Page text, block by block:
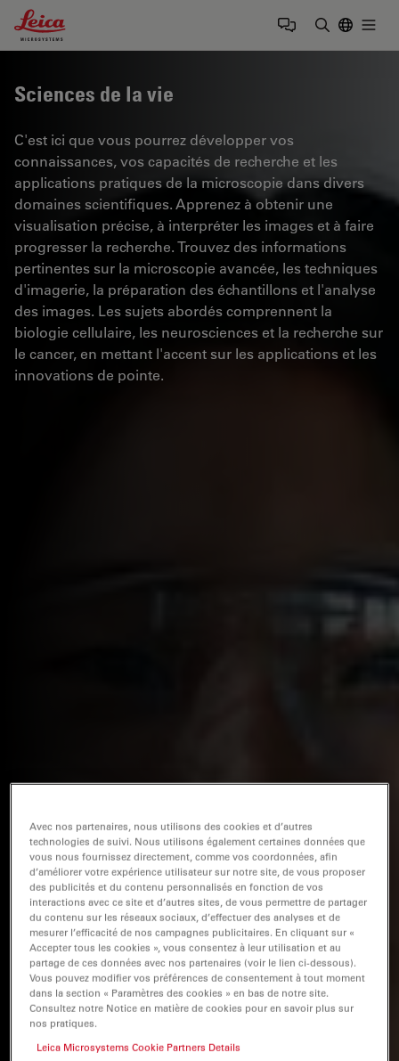
Leica Microsystems Logo
Sciences de la vie
C'est ici que vous pourrez développer vos
connaissances, vos capacités de recherche et les
applications pratiques de la microscopie dans divers
domaines scientifiques. Apprenez à obtenir une
visualisation précise, à interpréter les images et à faire
progresser la recherche. Trouvez des informations
pertinentes sur la microscopie avancée, les techniques
d'imagerie, la préparation des échantillons et l'analyse
des images. Les sujets abordés comprennent la
biologie cellulaire, les neurosciences et la recherche sur
le cancer, en mettant l'accent sur les applications et les
innovations de pointe.
Avec nos partenaires, nous utilisons des cookies et d’autres
technologies de suivi. Nous utilisons également certaines données que
vous nous fournissez directement, comme vos coordonnées, afin
d’améliorer votre expérience utilisateur sur notre site, de vous proposer
des publicités et du contenu personnalisés en fonction de vos
interactions avec ce site et d’autres sites, de vous permettre de partager
du contenu sur les réseaux sociaux, d’effectuer des analyses et de
mesurer l’efficacité de nos campagnes publicitaires. En cliquant sur «
Accepter tous les cookies », vous consentez à leur utilisation et au
partage de ces données avec nos partenaires (voir le lien ci-dessous).
Vous pouvez modifier vos préférences de consentement à tout moment
dans la section « Paramètres des cookies » en bas de notre site.
Consultez notre Notice en matière de cookies pour en savoir plus sur
nos pratiques.
Leica Microsystems Cookie Partners Details